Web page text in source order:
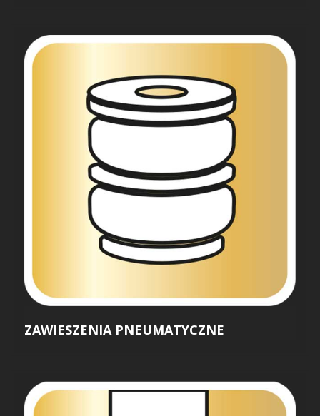
ZAWIESZENIA PNEUMATYCZNE